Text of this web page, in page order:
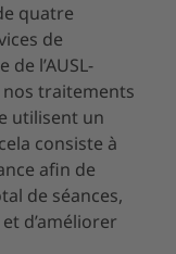
quatre
de
l’AUSL-
nos traitements
utilisent un
consiste à
afin de
de séances,
d’améliorer